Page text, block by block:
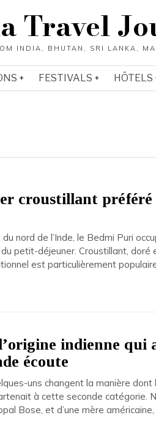
Travel
FESTIVALS HÔTELS
croustillant préféré
nord de l’Inde, le Bedmi Puri
petit-déjeuner. Croustillant, doré
est particulièrement
indienne qui
écoute
uns changent la manière dont
à cette seconde catégorie.
Bose, et d’une mère américaine,